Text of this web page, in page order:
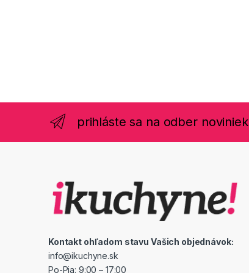
prihláste sa na odber noviniek
Kontakt ohľadom stavu Vašich objednávok:
info@ikuchyne.sk
Po-Pia: 9:00 – 17:00